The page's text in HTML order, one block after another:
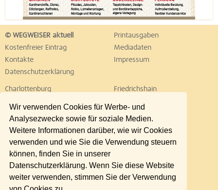
Wir verwenden Cookies für Werbe- und
Analysezwecke sowie für soziale Medien.
Weitere Informationen darüber, wie wir Cookies
verwenden und wie Sie die Verwendung steuern
können, finden Sie in unserer
Datenschutzerklärung. Wenn Sie diese Website
weiter verwenden, stimmen Sie der Verwendung
© WEGWEISER aktuell
Printausgaben
Kostenfreier Eintrag
Mediadaten
Kontakte
Impressum
Datenschutzerklärung
Charlottenburg
Friedrichshain
Lichtenberg
Marzahn
Neukölln
Pankow
Reinickendorf
Schöneberg
Spandau
Steglitz
Tempelhof